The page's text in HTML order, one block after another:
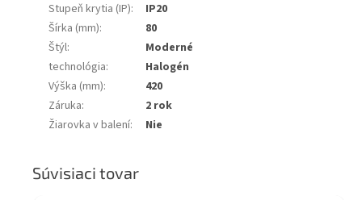
Stupeň krytia (IP):
IP20
Šírka (mm):
80
Štýl:
Moderné
technológia:
Halogén
Výška (mm):
420
Záruka:
2 rok
Žiarovka v balení: Nie
Súvisiaci tovar